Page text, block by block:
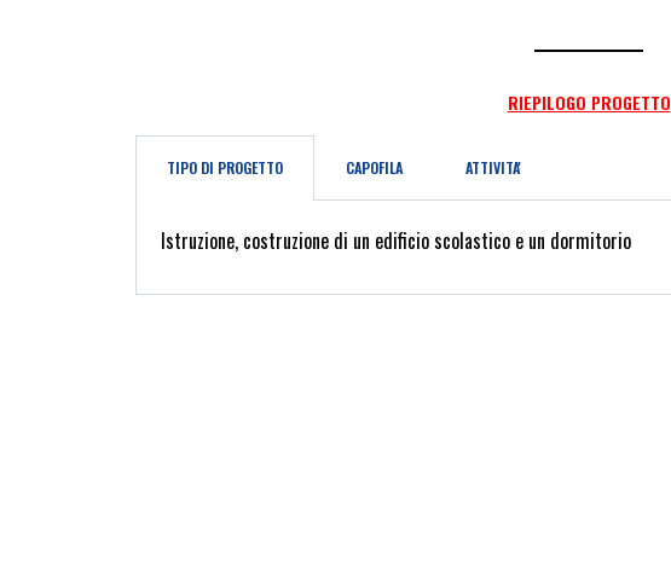
RIEPILOGO PROGETTO
TIPO DI PROGETTO CAPOFILA ATTIVITA'
Istruzione, costruzione di un edificio scolastico e un dormitorio